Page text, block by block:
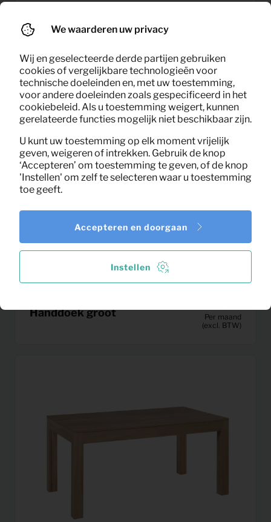
Eettafel bureau Stream
Handdoek groot
Per maand
(excl. BTW)
We waarderen uw privacy
Wij en geselecteerde derde partijen gebruiken
cookies of vergelijkbare technologieën voor
technische doeleinden en, met uw toestemming,
voor andere doeleinden zoals gespecificeerd in het
cookiebeleid. Als u toestemming weigert, kunnen
gerelateerde functies mogelijk niet beschikbaar zijn.
U kunt uw toestemming op elk moment vrijelijk
geven, weigeren of intrekken. Gebruik de knop
‘Accepteren’ om toestemming te geven, of de knop
'Instellen' om zelf te selecteren waar u toestemming
toe geeft.
Instellen
Accepteren en doorgaan